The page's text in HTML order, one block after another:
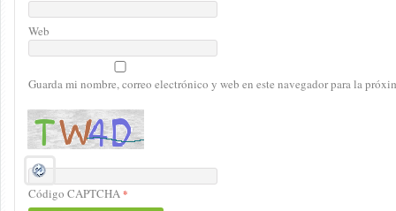
Web
Guarda mi nombre, correo electrónico y web en este navegador para la
Código CAPTCHA*